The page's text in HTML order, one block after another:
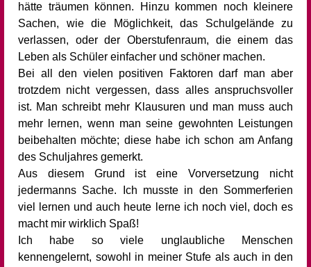
hätte träumen können. Hinzu kommen noch kleinere
Sachen, wie die Möglichkeit, das Schulgelände zu
verlassen, oder der Oberstufenraum, die einem das
Leben als Schüler einfacher und schöner machen.
Bei all den vielen positiven Faktoren darf man aber
trotzdem nicht vergessen, dass alles anspruchsvoller
ist. Man schreibt mehr Klausuren und man muss auch
mehr lernen, wenn man seine gewohnten Leistungen
beibehalten möchte; diese habe ich schon am Anfang
des Schuljahres gemerkt.
Aus diesem Grund ist eine Vorversetzung nicht
jedermanns Sache. Ich musste in den Sommerferien
viel lernen und auch heute lerne ich noch viel, doch es
macht mir wirklich Spaß!
Ich habe so viele unglaubliche Menschen
kennengelernt, sowohl in meiner Stufe als auch in den